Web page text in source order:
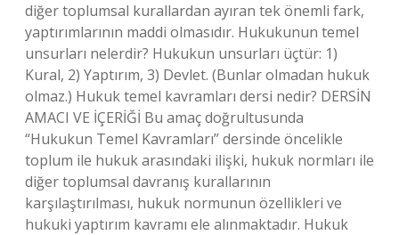
diğer toplumsal kurallardan ayıran tek önemli fark,
yaptırımlarının maddi olmasıdır. Hukukunun temel
unsurları nelerdir? Hukukun unsurları üçtür: 1)
Kural, 2) Yaptırım, 3) Devlet. (Bunlar olmadan hukuk
olmaz.) Hukuk temel kavramları dersi nedir? DERSİN
AMACI VE İÇERİĞİ Bu amaç doğrultusunda
“Hukukun Temel Kavramları” dersinde öncelikle
toplum ile hukuk arasındaki ilişki, hukuk normları ile
diğer toplumsal davranış kurallarının
karşılaştırılması, hukuk normunun özellikleri ve
hukuki yaptırım kavramı ele alınmaktadır. Hukuk